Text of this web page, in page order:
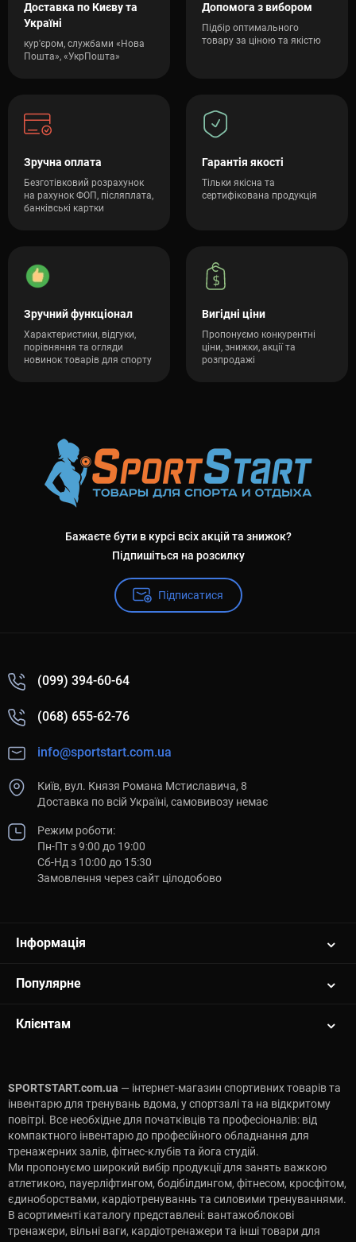
Доставка по Києву та
Україні
кур'єром, службами «Нова
Пошта», «УкрПошта»
Допомога з вибором
Підбір оптимального
товару за ціною та якістю
Зручна оплата
Безготівковий розрахунок
на рахунок ФОП, післяплата,
банківські картки
Гарантія якості
Тільки якісна та
сертифікована продукція
Зручний функціонал
Характеристики, відгуки,
порівняння та огляди
новинок товарів для спорту
Вигідні ціни
Пропонуємо конкурентні
ціни, знижки, акції та
розпродажі
Бажаєте бути в курсі всіх акцій та знижок?
Підпишіться на розсилку
Підписатися
(099) 394-60-64
(068) 655-62-76
info@sportstart.com.ua
Київ, вул. Князя Романа Мстиславича, 8
Доставка по всій Україні, самовивозу немає
Режим роботи:
Пн-Пт з 9:00 до 19:00
Сб-Нд з 10:00 до 15:30
Замовлення через сайт цілодобово
Інформація
Популярне
Клієнтам
SPORTSTART.com.ua — інтернет-магазин спортивних товарів та
інвентарю для тренувань вдома, у спортзалі та на відкритому
повітрі. Все необхідне для початківців та професіоналів: від
компактного інвентарю до професійного обладнання для
тренажерних залів, фітнес-клубів та йога студій.
Ми пропонуємо широкий вибір продукції для занять важкою
атлетикою, пауерліфтингом, бодібілдингом, фітнесом, кросфітом,
єдиноборствами, кардіотренуваннь та силовими тренуваннями.
В асортименті каталогу представлені: вантажоблокові
тренажери, вільні ваги, кардіотренажери та інші товари для